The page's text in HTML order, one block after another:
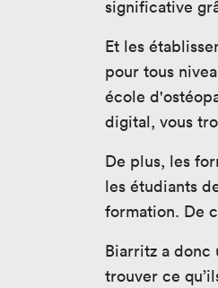
significative
Et les
pour tous
école
digital, vous
De plus, les
les étudiants
formation. De
Biarritz a donc
trouver ce